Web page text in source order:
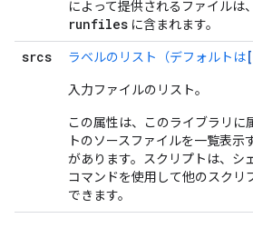
によって提供されるファイルは
runfiles に含まれます。
srcs ラベルのリスト（デフォルトは
入力ファイルのリスト。
この属性は、このライブラリに
トのソースファイルを一覧表
があります。スクリプトは、シ
コマンドを使用して他のスクリ
できます。